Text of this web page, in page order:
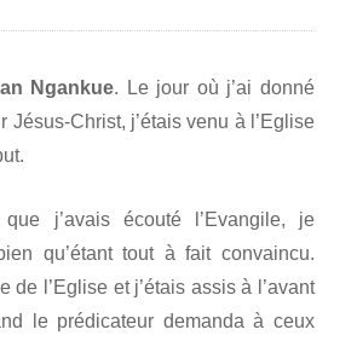
Ngankue. Le jour où j’ai donné
Jésus-Christ, j’étais venu à l’Eglise
j’avais écouté l’Evangile, je
qu’étant tout à fait convaincu.
de l’Eglise et j’étais assis à l’avant
le prédicateur demanda à ceux